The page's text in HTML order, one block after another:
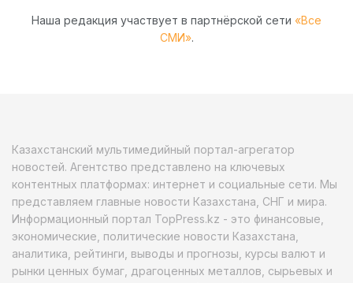
Наша редакция участвует в партнёрской сети «Все
СМИ».
Казахстанский мультимедийный портал-агрегатор
новостей. Агентство представлено на ключевых
контентных платформах: интернет и социальные сети. Мы
представляем главные новости Казахстана, СНГ и мира.
Информационный портал TopPress.kz - это финансовые,
экономические, политические новости Казахстана,
аналитика, рейтинги, выводы и прогнозы, курсы валют и
рынки ценных бумаг, драгоценных металлов, сырьевых и